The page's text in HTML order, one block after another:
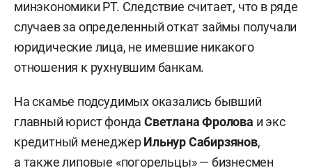
минэкономики РТ. Следствие считает, что в ряде
случаев за определенный откат займы получали
юридические лица, не имевшие никакого
отношения к рухнувшим банкам.
На скамье подсудимых оказались бывший
главный юрист фондаСветлана Фролова и экс
кредитный менеджерИльнур Сабирзянов,
а также липовые «погорельцы» — бизнесмен